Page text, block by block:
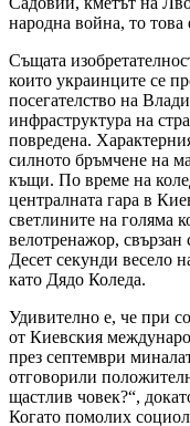
народна война, то това
Същата
които украинците се
посегателство на
инфраструктура на
повредена.
силното бръмчене на
къщи. По време на
централната гара в
светлините на голяма
велотренажор,
Десет секунди весело
като Дядо Коледа.
Удивително е, че при
от Киевския
през септември
отговорили
щастлив човек?“,
Когато помолих